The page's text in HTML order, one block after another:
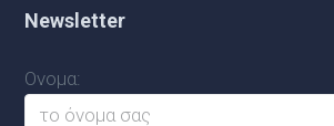
Newsletter
Ονομα: